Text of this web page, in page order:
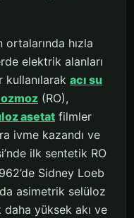
ortalarında hızla
elektrik alanları
kullanılarak acı su
(RO),
asetat filmler
ivme kazandı ve
ilk sentetik RO
Sidney Loeb
asimetrik selüloz
daha yüksek akı ve